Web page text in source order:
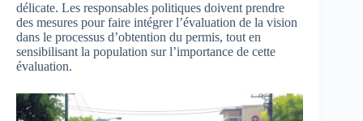
délicate. Les responsables politiques doivent prendre
des mesures pour faire intégrer l’évaluation de la vision
dans le processus d’obtention du permis, tout en
sensibilisant la population sur l’importance de cette
évaluation.